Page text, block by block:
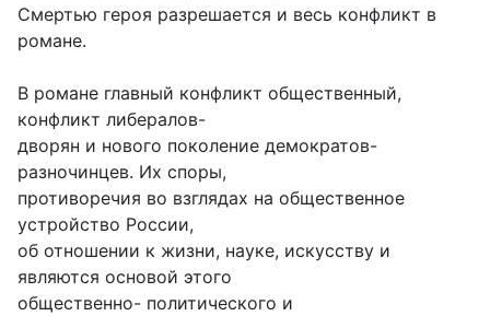
Смертью героя разрешается и весь конфликт в
романе.
В романе главный конфликт общественный,
конфликт либералов-
дворян и нового поколение демократов-
разночинцев. Их споры,
противоречия во взглядах на общественное
устройство России,
об отношении к жизни, науке, искусству и
являются основой этого
общественно- политического и